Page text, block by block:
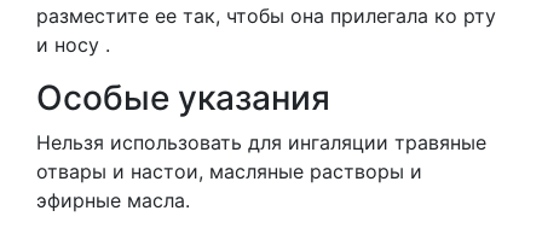
разместите ее так, чтобы она прилегала ко рту
и носу .
Особые указания
Нельзя использовать для ингаляции травяные
отвары и настои, масляные растворы и
эфирные масла.